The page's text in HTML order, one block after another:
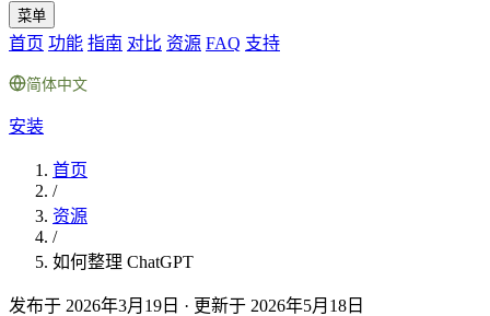
菜单
首页 功能 指南 对比 资源 FAQ 支持
简体中文
安装
首页
/
资源
/
如何整理 ChatGPT
发布于 2026年3月19日 · 更新于 2026年5月18日